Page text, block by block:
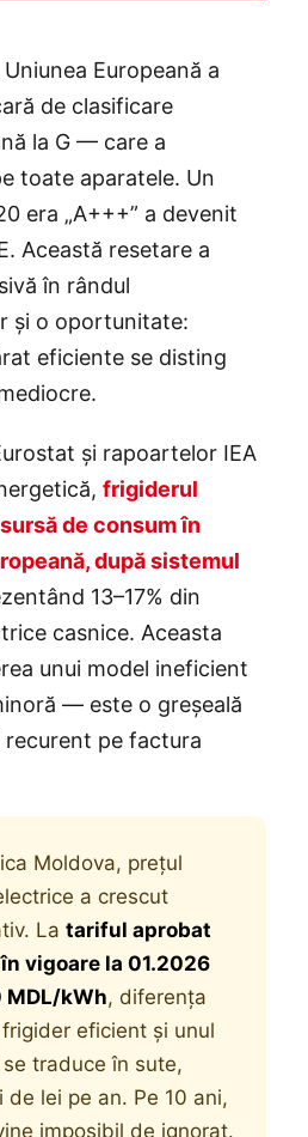
Europeană a
de clasificare
la G — care a
toate aparatele. Un
era „A+++” a devenit
Această resetare a
în rândul
și o oportunitate:
eficiente se disting
și rapoartelor IEA
frigiderul
de consum în
după sistemul
13–17% din
casnice. Aceasta
unui model ineficient
— este o greșeală
pe factura
Moldova, prețul
a crescut
La tariful aprobat
în vigoare la 01.2026
kWh, diferența
eficient și unul
traduce în sute,
de lei pe an. Pe 10 ani,
imposibil de ignorat.